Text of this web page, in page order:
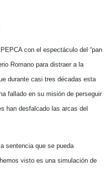
con el espectáculo del “pan
Romano para distraer a la
durante casi tres décadas esta
fallado en su misión de perseguir
han desfalcado las arcas del
sentencia que se pueda
visto es una simulación de